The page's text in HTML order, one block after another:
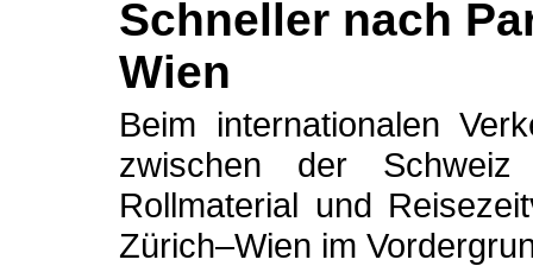
Schneller nach
Wien
Beim internationalen
zwischen der
Rollmaterial und
Zürich–Wien im